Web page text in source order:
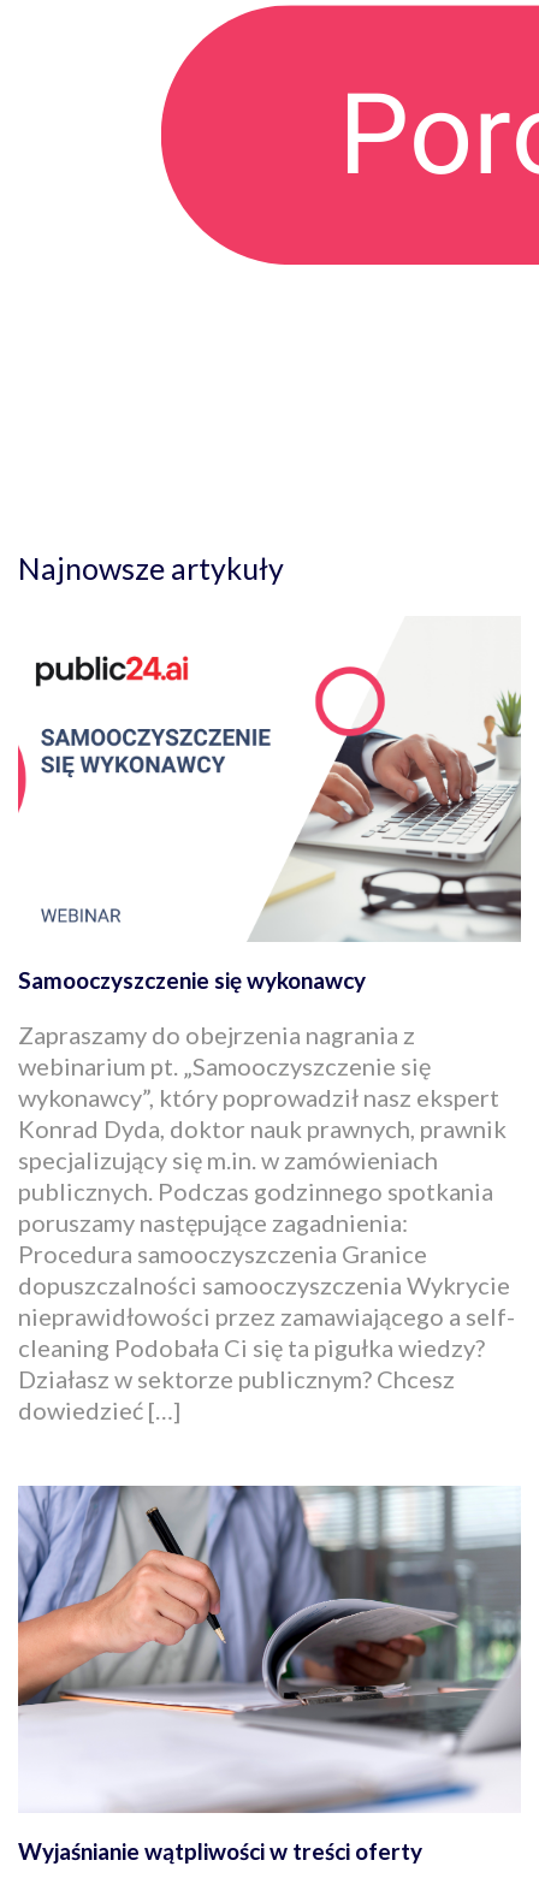
Najnowsze artykuły
Samooczyszczenie się wykonawcy
Zapraszamy do obejrzenia nagrania z
webinarium pt. „Samooczyszczenie się
wykonawcy”, który poprowadził nasz ekspert
Konrad Dyda, doktor nauk prawnych, prawnik
specjalizujący się m.in. w zamówieniach
publicznych. Podczas godzinnego spotkania
poruszamy następujące zagadnienia:
Procedura samooczyszczenia Granice
dopuszczalności samooczyszczenia Wykrycie
nieprawidłowości przez zamawiającego a self-
cleaning Podobała Ci się ta pigułka wiedzy?
Działasz w sektorze publicznym? Chcesz
dowiedzieć […]
Wyjaśnianie wątpliwości w treści oferty